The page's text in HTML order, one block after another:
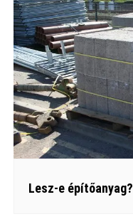
Lesz-e építőanyag?